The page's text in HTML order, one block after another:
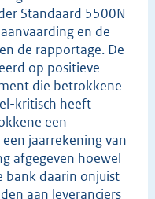
Standaard 5500N
en de
de rapportage. De
op positieve
die betrokkene
kritisch heeft
een
jaarrekening van
afgegeven hoewel
bank daarin onjuist
aan leveranciers